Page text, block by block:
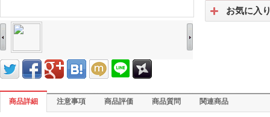
お気に入
商品詳細 注意事項 商品評価 商品質問 関連商品